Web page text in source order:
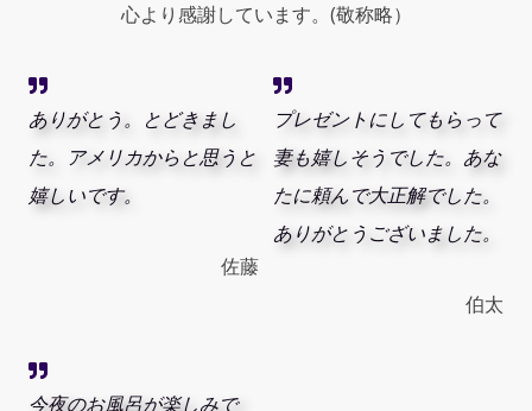
quantity
心より感謝しています。(敬称略）
ありがとう。とどきまし
た。アメリカからと思うと
嬉しいです。
佐藤
プレゼントにしてもらって
妻も嬉しそうでした。あな
たに頼んで大正解でした。
ありがとうございました。
伯太
今夜のお風呂が楽しみで